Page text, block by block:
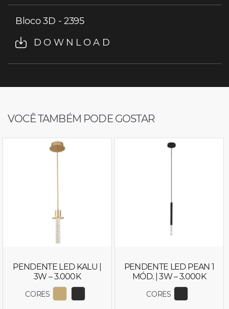
Bloco 3D - 2395
DOWNLOAD
VOCÊ TAMBÉM PODE GOSTAR
PENDENTE LED KALU |
3W – 3.000K
CORES EXIBIR COR 2766
EXIBIR COR 2767
PENDENTE LED PEAN 1
MÓD. | 3W – 3.000K
CORES EXIBIR